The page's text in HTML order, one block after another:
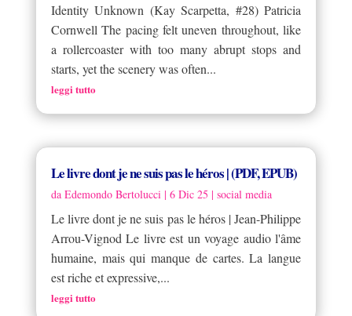
Identity Unknown (Kay Scarpetta, #28) Patricia
Cornwell The pacing felt uneven throughout, like
a rollercoaster with too many abrupt stops and
starts, yet the scenery was often...
leggi tutto
Le livre dont je ne suis pas le héros | (PDF, EPUB)
da Edemondo Bertolucci| 6 Dic 25 | social media
Le livre dont je ne suis pas le héros | Jean-Philippe
Arrou-Vignod Le livre est un voyage audio l'âme
humaine, mais qui manque de cartes. La langue
est riche et expressive,...
leggi tutto